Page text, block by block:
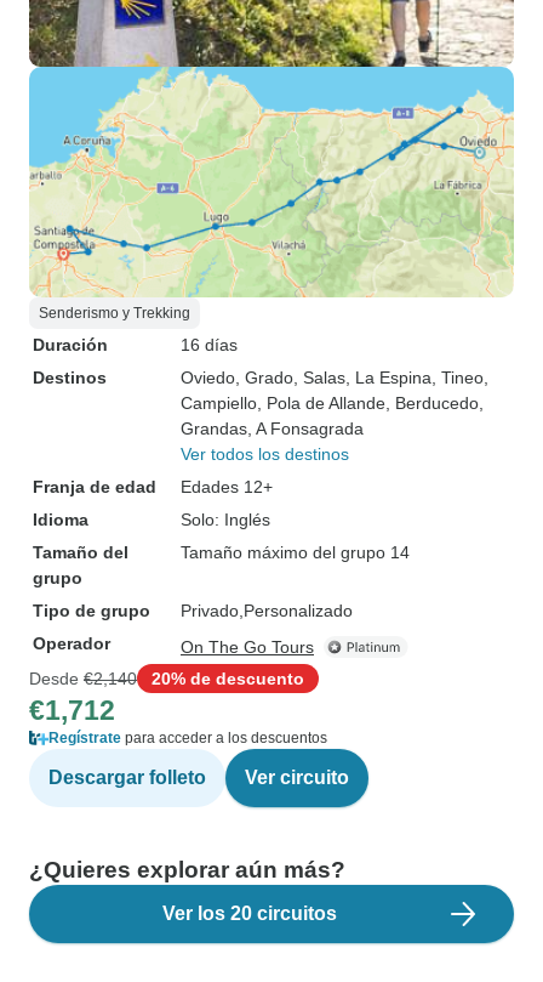
Senderismo y Trekking
Duración
16 días
Destinos
Oviedo , Grado , Salas , La Espina , Tineo
Campiello , Pola de Allande , Berducedo
Grandas , A Fonsagrada
Ver todos los destinos
Franja de edad
Edades 12+
Idioma
Solo: Inglés
Tamaño del
grupo
Tamaño máximo del grupo 14
Tipo de grupo Privado Personalizado
Operador
On The Go Tours
Desde €2,140 20% de descuento
€1,712
Regístrate para acceder a los descuentos
Descargar folleto Ver circuito
¿Quieres explorar aún más?
Ver los 20 circuitos